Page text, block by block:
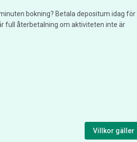
bokning? Betala depositum idag för
full återbetalning om aktiviteten inte är
Villkor gäller